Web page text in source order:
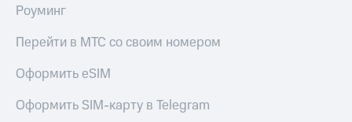
Роуминг
Перейти в МТС со своим номером
Оформить eSIM
Оформить SIM-карту в Telegram